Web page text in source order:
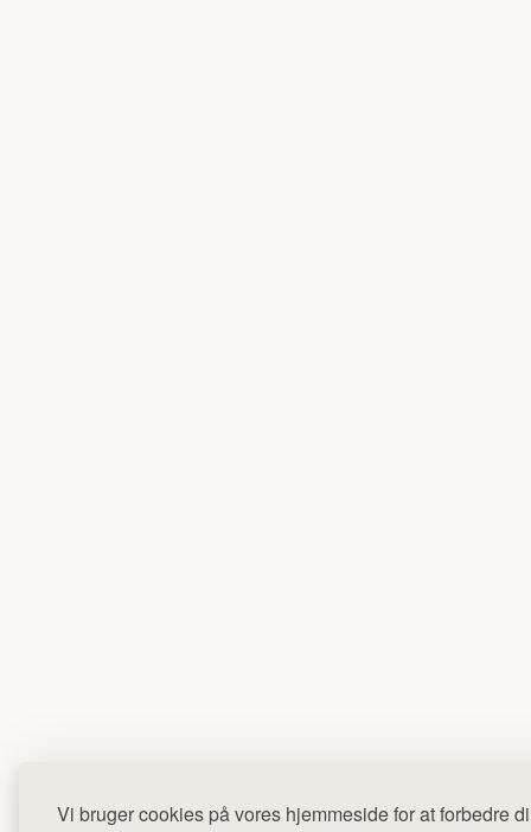
Vi bruger cookies på vores hjemmeside for at forbedre